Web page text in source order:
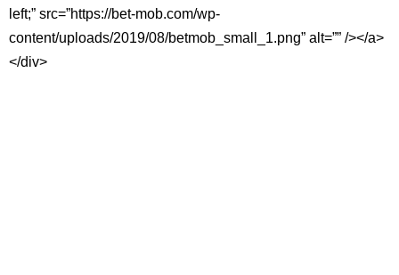
left;” src=”https://bet-mob.com/wp-
content/uploads/2019/08/betmob_small_1.png” alt=”” /></a>
</div>